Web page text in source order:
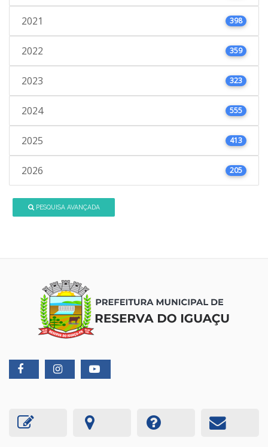
2021 398
2022 359
2023 323
2024 555
2025 413
2026 205
PESQUISA AVANÇADA